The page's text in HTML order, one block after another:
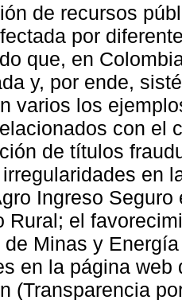
de recursos
por
que, en
y, por ende,
varios los
con el
de títulos
en
Ingreso
Rural; el
de Minas y
en la página
(Transparencia